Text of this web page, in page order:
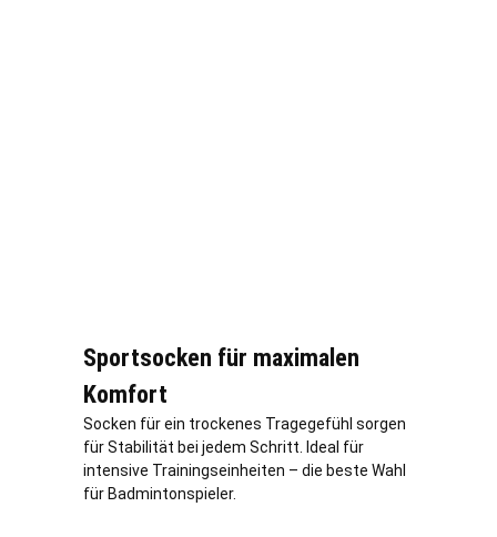
Sportsocken für maximalen
Komfort
Socken für ein trockenes Tragegefühl sorgen
für Stabilität bei jedem Schritt. Ideal für
intensive Trainingseinheiten – die beste Wahl
für Badmintonspieler.